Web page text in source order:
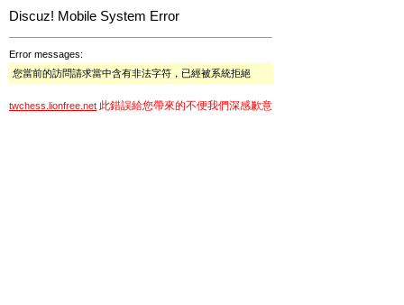
Discuz! Mobile System Error
Error messages:
您當前的訪問請求當中含有非法字符，已經被系統拒絕
twchess.lionfree.net 此錯誤給您帶來的不便我們深感歉意